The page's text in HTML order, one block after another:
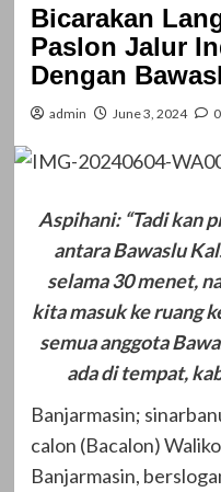
Bicarakan
Paslon Jalur
Dengan
admin June 3, 2024 0
Aspihani: “Tadi kan
antara Bawaslu
selama 30 menet,
kita masuk ke ruang
semua anggota
ada di tempat,
Banjarmasin;
calon (Bacalon)
Banjarmasin,